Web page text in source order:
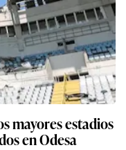
mayores estadios
en Odesa